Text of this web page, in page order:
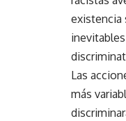
existencia
Las
más